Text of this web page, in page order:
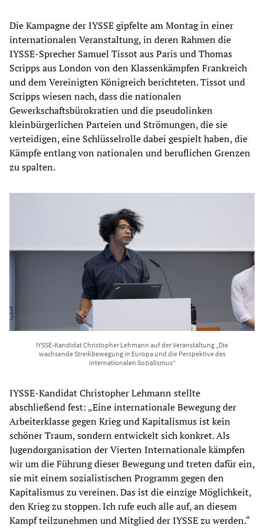
Die Kampagne der IYSSE gipfelte am Montag in einer
internationalen Veranstaltung, in deren Rahmen die
IYSSE-Sprecher Samuel Tissot aus Paris und Thomas
Scripps aus London von den Klassenkämpfen Frankreich
und dem Vereinigten Königreich berichteten. Tissot und
Scripps wiesen nach, dass die nationalen
Gewerkschaftsbürokratien und die pseudolinken
kleinbürgerlichen Parteien und Strömungen, die sie
verteidigen, eine Schlüsselrolle dabei gespielt haben, die
Kämpfe entlang von nationalen und beruflichen Grenzen
zu spalten.
IYSSE-Kandidat Christopher Lehmann auf der Veranstaltung „Die
wachsende Streikbewegung in Europa und die Perspektive des
internationalen Sozialismus“
IYSSE-Kandidat Christopher Lehmann stellte
abschließend fest: „Eine internationale Bewegung der
Arbeiterklasse gegen Krieg und Kapitalismus ist kein
schöner Traum, sondern entwickelt sich konkret. Als
Jugendorganisation der Vierten Internationale kämpfen
wir um die Führung dieser Bewegung und treten dafür ein,
sie mit einem sozialistischen Programm gegen den
Kapitalismus zu vereinen. Das ist die einzige Möglichkeit,
den Krieg zu stoppen. Ich rufe euch alle auf, an diesem
Kampf teilzunehmen und Mitglied der IYSSE zu werden.“